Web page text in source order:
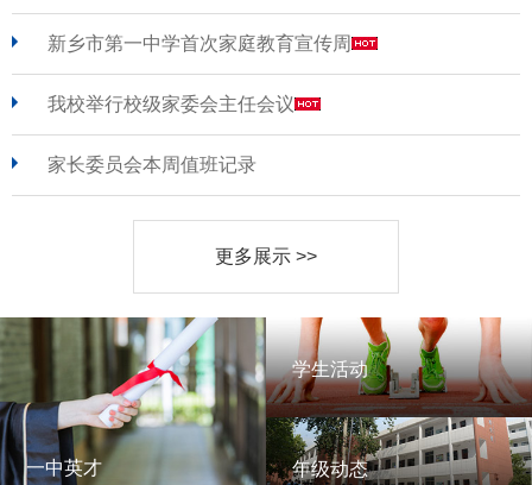
新乡市第一中学首次家庭教育宣传周
我校举行校级家委会主任会议
家长委员会本周值班记录
更多展示 >>
一中英才
学生活动
学生活动
年级动态